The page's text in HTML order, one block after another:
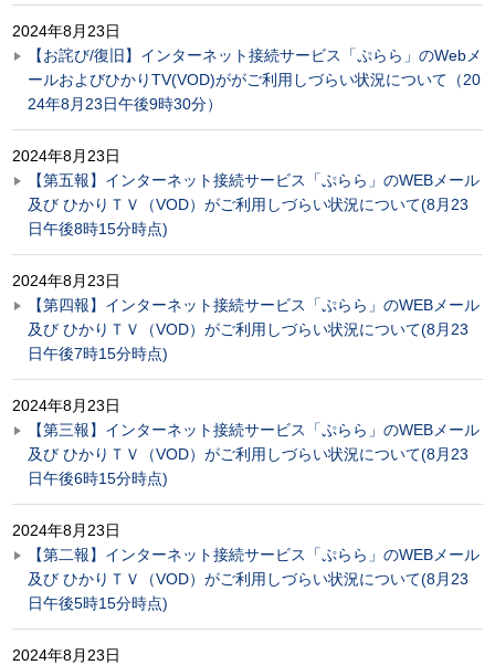
2024年8月23日
【お詫び/復旧】インターネット接続サービス「ぷらら」のWebメ
ールおよびひかりTV(VOD)ががご利用しづらい状況について（20
24年8月23日午後9時30分）
2024年8月23日
【第五報】インターネット接続サービス「ぷらら」のWEBメール
及び ひかりＴＶ（VOD）がご利用しづらい状況について(8月23
日午後8時15分時点)
2024年8月23日
【第四報】インターネット接続サービス「ぷらら」のWEBメール
及び ひかりＴＶ（VOD）がご利用しづらい状況について(8月23
日午後7時15分時点)
2024年8月23日
【第三報】インターネット接続サービス「ぷらら」のWEBメール
及び ひかりＴＶ（VOD）がご利用しづらい状況について(8月23
日午後6時15分時点)
2024年8月23日
【第二報】インターネット接続サービス「ぷらら」のWEBメール
及び ひかりＴＶ（VOD）がご利用しづらい状況について(8月23
日午後5時15分時点)
2024年8月23日